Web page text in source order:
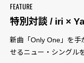
FEATURE
特別対談 / iri ×
新曲「Only One」を手
せるニュー・シングル